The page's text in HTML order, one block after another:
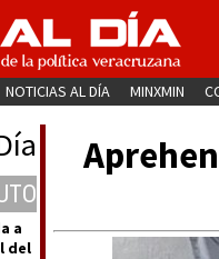
NOTICIAS AL DÍA MINXMIN
a
del